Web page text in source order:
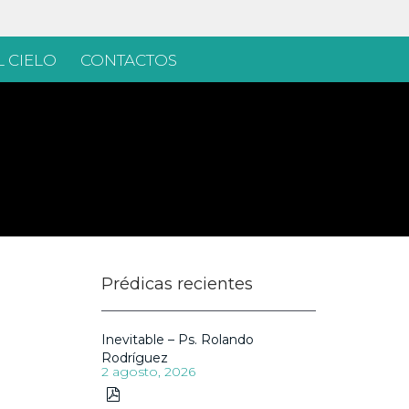
CIELO CONTACTOS
Prédicas recientes
Inevitable – Ps. Rolando
Rodríguez
2 agosto, 2026
